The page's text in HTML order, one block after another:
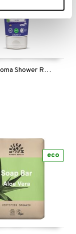
Weleda Aroma Shower Relax
eco